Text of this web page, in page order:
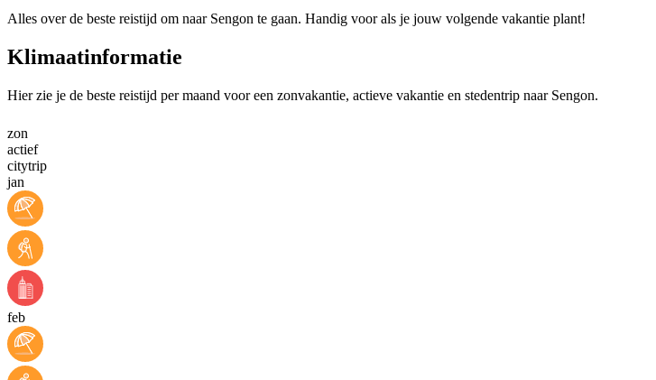
Alles over de beste reistijd om naar Sengon te gaan. Handig voor als je jouw volgende vakantie plant!
Klimaatinformatie
Hier zie je de beste reistijd per maand voor een zonvakantie, actieve vakantie en stedentrip naar Sengon.
zon
actief
citytrip
jan
feb